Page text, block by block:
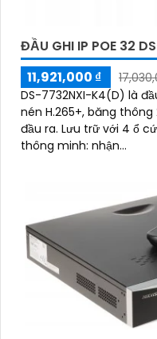
ĐẦU GHI IP POE 32
11,921,000 ₫
DS-7732NXI-K4(D) là
nén H.265+, băng thông
đầu ra. Lưu trữ với 4 ổ cứng tối đa 10TB mỗi ổ. Hỗ trợ AI
thông minh: nhận...